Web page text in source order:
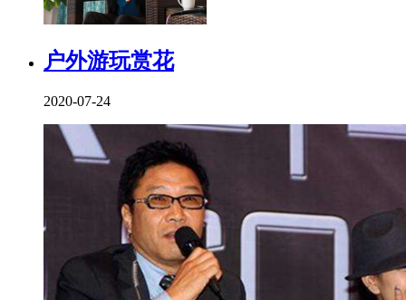
户外游玩赏花
2020-07-24